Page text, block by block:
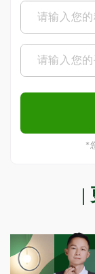
*
|